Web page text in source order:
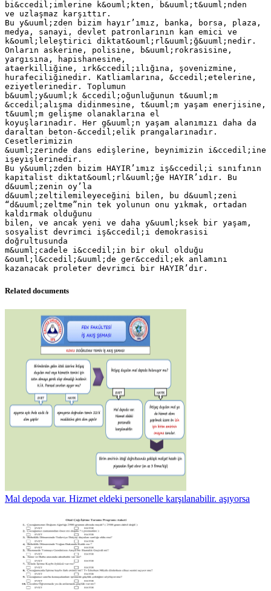
bi&ccedil;imlerine k&ouml;kten, b&uuml;t&uuml;nden
ve uzlaşmaz karşıttır.
Bu y&uuml;zden bizim hayır’ımız, banka, borsa, plaza,
medya, sanayi, devlet patronlarının kan emici ve
k&ouml;leleştirici diktat&ouml;rl&uuml;ğ&uuml;nedir.
Onların askerine, polisine, b&uuml;rokrasisine,
yargısına, hapishanesine,
ataerkilliğine, ırk&ccedil;ılığına, şovenizmine,
hurafeciliğinedir. Katliamlarına, &ccedil;etelerine,
eziyetlerinedir. Toplumun
b&uuml;y&uuml;k &ccedil;oğunluğunun t&uuml;m
&ccedil;alışma didinmesine, t&uuml;m yaşam enerjisine,
t&uuml;m gelişme olanaklarına el
koyuşlarınadır. Her g&uuml;n yaşam alanımızı daha da
daraltan beton-&ccedil;elik prangalarınadır.
Cesetlerimizin
&uuml;zerinde dans edişlerine, beynimizin i&ccedil;ine
işeyişlerinedir.
Bu y&uuml;zden bizim HAYIR’ımız iş&ccedil;i sınıfının
kapitalist diktat&ouml;rl&uuml;ğe HAYIR’ıdır. Bu
d&uuml;zenin oy’la
d&uuml;zeltilemileyeceğini bilen, bu d&uuml;zeni
“d&uuml;zeltme”nin tek yolunun onu yıkmak, ortadan
kaldırmak olduğunu
bilen, ve ancak yeni ve daha y&uuml;ksek bir yaşam,
sosyalist devrimci iş&ccedil;i demokrasisi
doğrultusunda
m&uuml;cadele i&ccedil;in bir okul olduğu
&ouml;l&ccedil;&uuml;de ger&ccedil;ek anlamını
Related documents
Mal depoda var. Hizmet eldeki personelle karşılanabilir. aşıyorsa